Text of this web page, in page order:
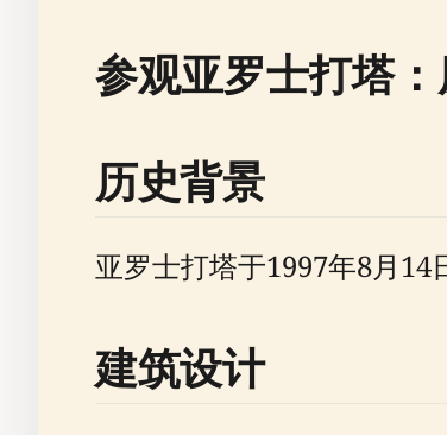
参观亚罗士打塔
历史背景
亚罗士打塔于1997年8月14
建筑设计